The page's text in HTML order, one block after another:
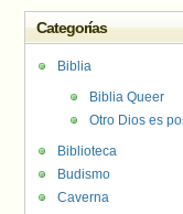
Categorías
Biblia
Biblia Queer
Otro Dios es
Biblioteca
Budismo
Caverna